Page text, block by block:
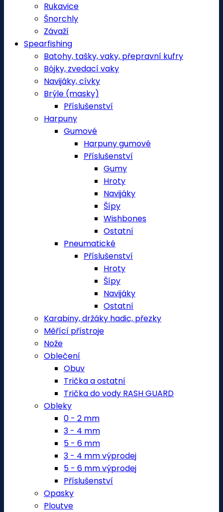
Rukavice
Šnorchly
Závaží
Spearfishing
Batohy, tašky, vaky, přepravní kufry
Bójky, zvedací vaky
Navijáky, cívky
Brýle (masky)
Příslušenství
Harpuny
Gumové
Harpuny gumové
Příslušenství
Gumy
Hroty
Navijáky
Šípy
Wishbones
Ostatní
Pneumatické
Příslušenství
Hroty
Šípy
Navijáky
Ostatní
Karabiny, držáky hadic, přezky
Měřící přístroje
Nože
Oblečení
Obuv
Trička a ostatní
Trička do vody RASH GUARD
Obleky
0 - 2 mm
3 - 4 mm
5 - 6 mm
3 - 4 mm výprodej
5 - 6 mm výprodej
Příslušenství
Opasky
Ploutve